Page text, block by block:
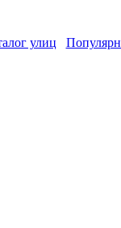
улиц